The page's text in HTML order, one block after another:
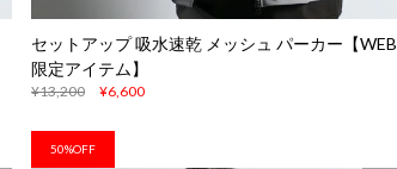
セットアップ 吸水速乾 メッシュ パーカー【WEB
限定アイテム】
¥13,200 ¥6,600
50%OFF